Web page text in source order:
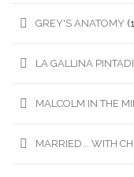
GREY'S ANATOMY
LA GALLINA
MALCOLM IN THE
MARRIED... WITH